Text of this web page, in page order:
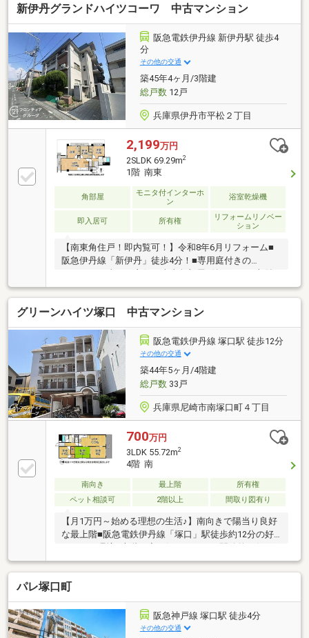
新伊丹グランドハイツコーワ 中古マンション
阪急電鉄伊丹線 新伊丹駅 徒歩4
分
その他の交通
築45年4ヶ月/3階建
総戸数12戸
兵庫県伊丹市平松２丁目
2,199万円
2SLDK 69.29m2
1階 南東
角部屋
モニタ付インターホ
ン
浴室乾燥機
即入居可 所有権
リフォームリノベー
ション
【南東角住戸！即内覧可！】令和8年6月リフォーム■
阪急伊丹線「新伊丹」徒歩4分！■専用庭付きの
2SLDK！日当たり良好な南東角部屋■納戸があり収納
が豊富でお部屋スッキリ片付きますね
グリーンハイツ塚口 中古マンション
阪急電鉄伊丹線 塚口駅 徒歩12分
その他の交通
築44年5ヶ月/4階建
総戸数33戸
兵庫県尼崎市南塚口町４丁目
700万円
3LDK 55.72m2
4階 南
南向き 最上階
所有権
ペット相談可
2階以上 間取り図有り
【月1万円～始める理想の生活♪】南向きで陽当り良好
な最上階■阪急電鉄伊丹線「塚口」駅徒歩約12分の好
アクセス環境■上階の音が気にならない開放的な住戸■
全室収納やトランクルームなど収納豊富
パレ塚口町
阪急神戸線 塚口駅 徒歩4分
その他の交通